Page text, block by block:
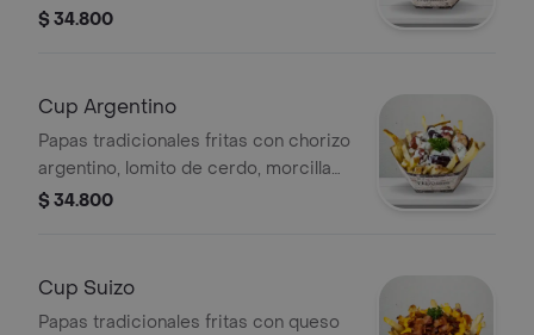
piña y salsas tradicionales a elegir.
$ 34.800
Cup Argentino
Papas tradicionales fritas con chorizo
argentino, lomito de cerdo, morcilla
en salsa chimichurri y salsas
$ 34.800
Cup Suizo
Papas tradicionales fritas con queso